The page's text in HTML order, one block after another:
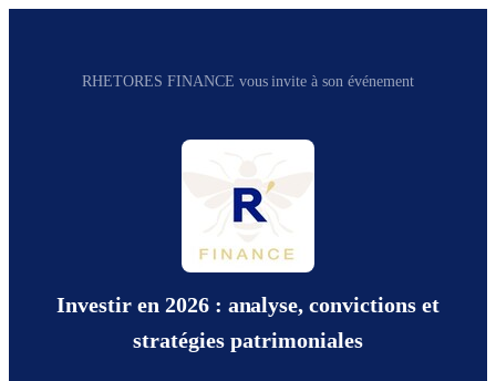
RHETORES FINANCE vous invite à son événement
Investir en 2026 : analyse, convictions et
stratégies patrimoniales